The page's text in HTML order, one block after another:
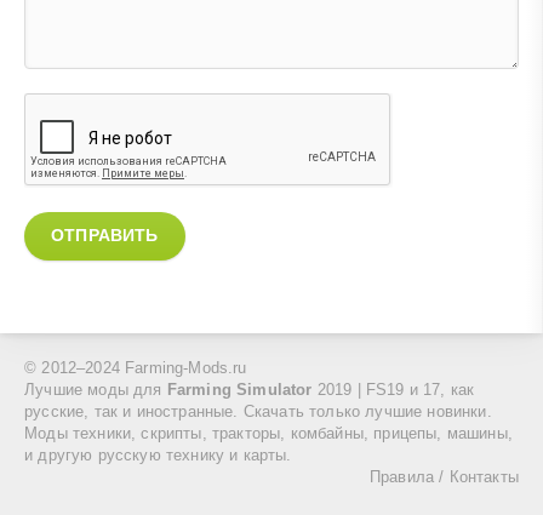
ОТПРАВИТЬ
© 2012–2024 Farming-Mods.ru
Лучшие моды для
Farming Simulator 2019 | FS19 и 17, как
русские, так и иностранные. Скачать только лучшие новинки.
Моды техники, скрипты, тракторы, комбайны, прицепы, машины,
и другую русскую технику и карты.
Правила / Контакты